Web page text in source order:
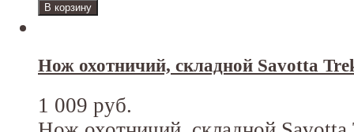
Нож охотничий, складной Savotta
1 009 руб.